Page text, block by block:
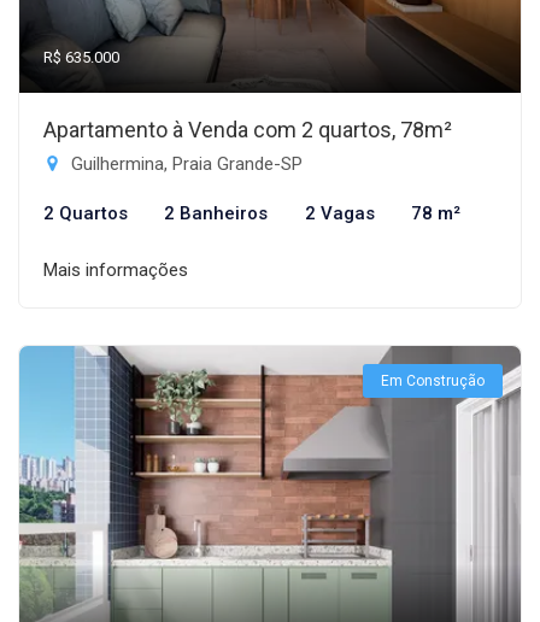
R$ 635.000
Apartamento à Venda com 2 quartos, 78m²
Guilhermina, Praia Grande-SP
2 Quartos 2 Banheiros 2 Vagas 78 m²
Mais informações
Em Construção